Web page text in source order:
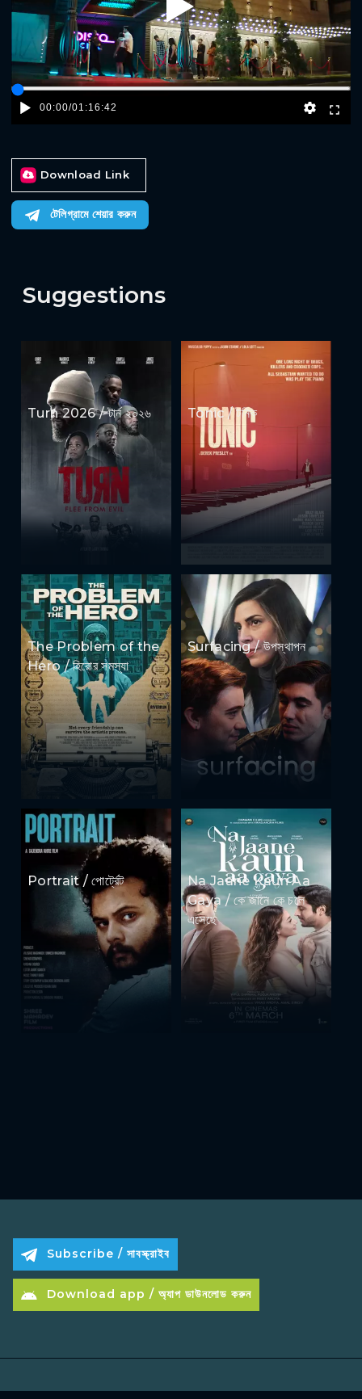
Play
00:00/01:16:42
Download Link
টেলিগ্রামে শেয়ার করুন
Suggestions
Turn 2026 / টার্ন ২০২৬ Tonic / টনিক
The Problem of the
Hero / হিরোর সমস্যা
Surfacing / উপস্থাপন
Portrait / পোর্ট্রেট
Na Jaane Kaun Aa
Gaya / কে জানে কে চলে
এসেছে
Subscribe / সাবস্ক্রাইব
Download app / অ্যাপ ডাউনলোড করুন